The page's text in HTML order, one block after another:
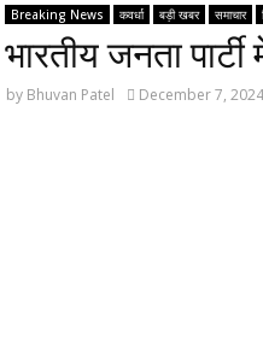
Breaking News कवर्धा बड़ी खबर समाचार
भारतीय जनता
by Bhuvan Patel December 7, 2024